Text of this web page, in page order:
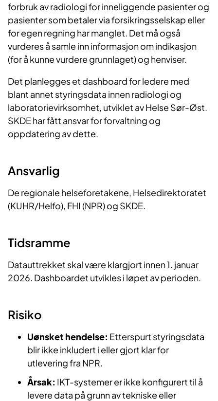
forbruk av radiologi for inneliggende pasienter og
pasienter som betaler via forsikringsselskap eller
for egen regning har manglet. Det må også
vurderes å samle inn informasjon om indikasjon
(for å kunne vurdere grunnlaget) og henviser.
Det planlegges et dashboard for ledere med
blant annet styringsdata innen radiologi og
laboratorievirksomhet, utviklet av Helse Sør-Øst.
SKDE har fått ansvar for forvaltning og
oppdatering av dette.
Ansvarlig
De regionale helseforetakene, Helsedirektoratet
(KUHR/Helfo), FHI (NPR) og SKDE.
Tidsramme
Datauttrekket skal være klargjort innen 1. januar
2026. Dashboardet utvikles i løpet av perioden.
Risiko
Uønsket hendelse: Etterspurt styringsdata
blir ikke inkludert i eller gjort klar for
utlevering fra NPR.
Årsak: IKT-systemer er ikke konfigurert til å
levere data på grunn av tekniske eller